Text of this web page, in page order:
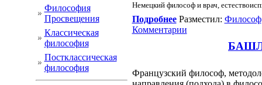
Философия
Просвещения
Классическая
философия
Постклассическая
философия
Немецкий философ и врач,
ПодробнееРазместил: Философ
Комментарии
Французский философ,